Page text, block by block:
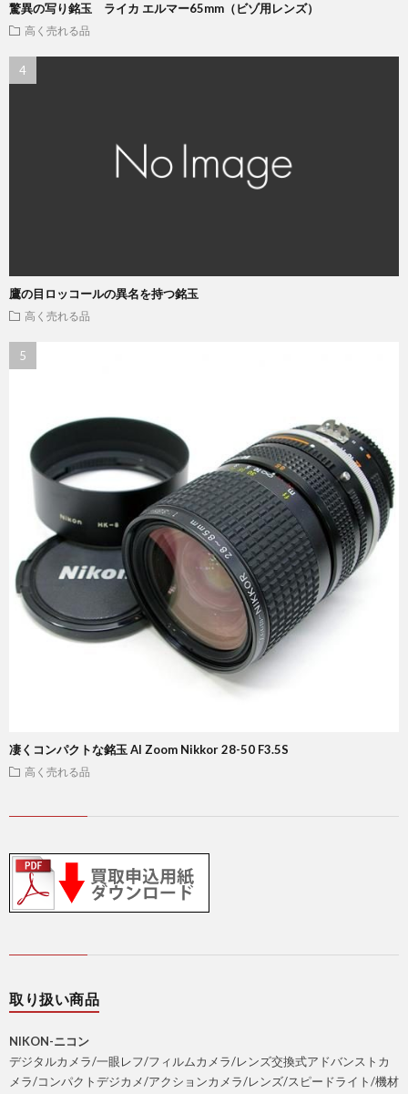
驚異の写り銘玉 ライカ エルマー65mm（ビゾ用レンズ）
高く売れる品
鷹の目ロッコールの異名を持つ銘玉
高く売れる品
凄くコンパクトな銘玉 AI Zoom Nikkor 28-50 F3.5S
高く売れる品
取り扱い商品
NIKON-ニコン
デジタルカメラ/一眼レフ/フィルムカメラ/レンズ交換式アドバンストカ
メラ/コンパクトデジカメ/アクションカメラ/レンズ/スピードライト/機材